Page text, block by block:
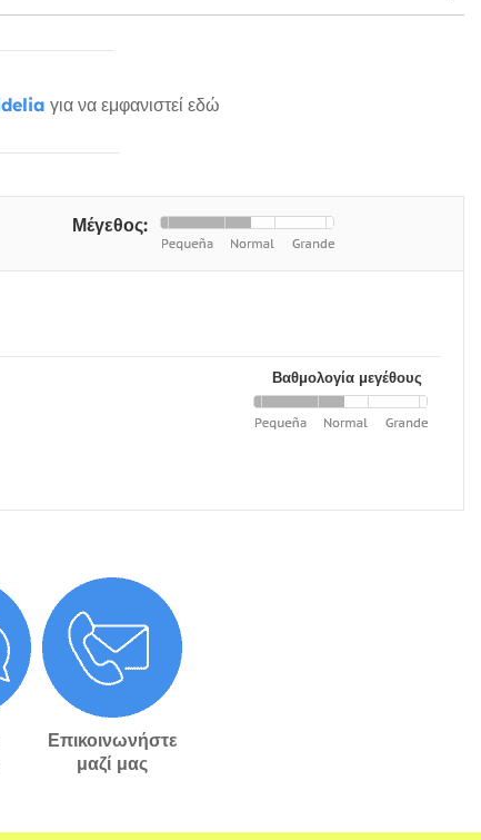
για να εμφανιστεί εδώ
Μέγεθος:
Βαθμολογία μεγέθους
Επικοινωνήστε
μαζί μας